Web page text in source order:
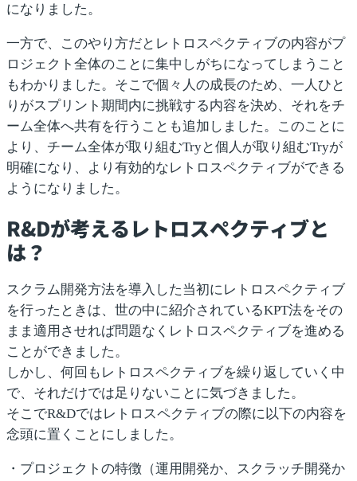
になりました。
一方で、このやり方だとレトロスペクティブの内容がプ
ロジェクト全体のことに集中しがちになってしまうこと
もわかりました。そこで個々人の成長のため、一人ひと
りがスプリント期間内に挑戦する内容を決め、それをチ
ーム全体へ共有を行うことも追加しました。このことに
より、チーム全体が取り組むTryと個人が取り組むTryが
明確になり、より有効的なレトロスペクティブができる
ようになりました。
R&Dが考えるレトロスペクティブと
は？
スクラム開発方法を導入した当初にレトロスペクティブ
を行ったときは、世の中に紹介されているKPT法をその
まま適用させれば問題なくレトロスペクティブを進める
ことができました。
しかし、何回もレトロスペクティブを繰り返していく中
で、それだけでは足りないことに気づきました。
そこでR&Dではレトロスペクティブの際に以下の内容を
念頭に置くことにしました。
・プロジェクトの特徴（運用開発か、スクラッチ開発か